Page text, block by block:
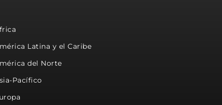
Latina y el Caribe
del Norte
Pacífico